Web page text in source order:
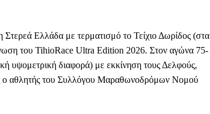
Στερεά Ελλάδα με τερματισμό το Τείχιο Δωρίδος (στα
του TihioRace Ultra Edition 2026. Στον αγώνα 75-
υψομετρική διαφορά) με εκκίνηση τους Δελφούς,
ο αθλητής του Συλλόγου Μαραθωνοδρόμων Νομού